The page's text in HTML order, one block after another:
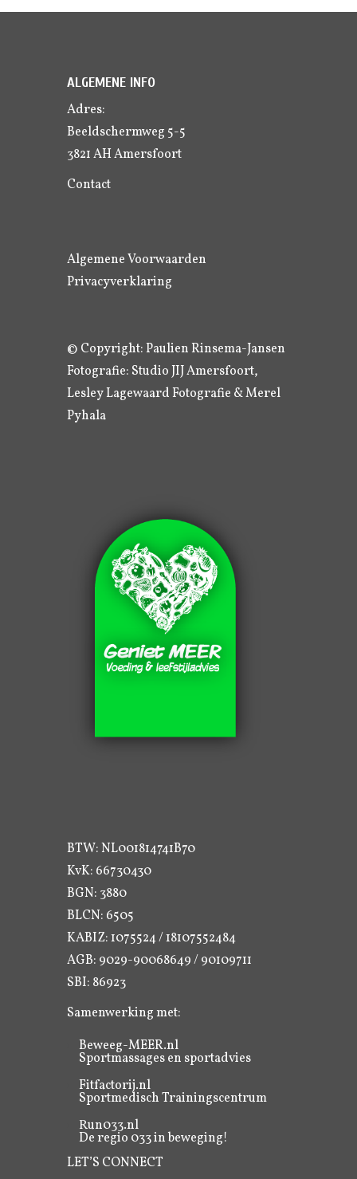
ALGEMENE INFO
Adres:
Beeldschermweg 5-5
3821 AH Amersfoort
Contact
Algemene Voorwaarden
Privacyverklaring
© Copyright: Paulien Rinsema-Jansen
Fotografie: Studio JIJ Amersfoort,
Lesley Lagewaard Fotografie & Merel
Pyhala
BTW: NL001814741B70
KvK: 66730430
BGN: 3880
BLCN: 6505
KABIZ: 1075524 / 18107552484
AGB: 9029-90068649 / 90109711
SBI: 86923
Samenwerking met:
Beweeg-MEER.nl
Sportmassages en sportadvies
Fitfactorij.nl
Sportmedisch Trainingscentrum
Run033.nl
De regio 033 in beweging!
LET’S CONNECT